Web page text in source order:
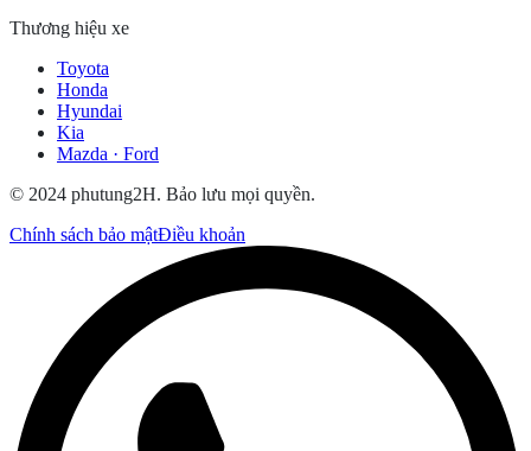
Thương hiệu xe
Toyota
Honda
Hyundai
Kia
Mazda · Ford
© 2024 phutung2H. Bảo lưu mọi quyền.
Chính sách bảo mậtĐiều khoản